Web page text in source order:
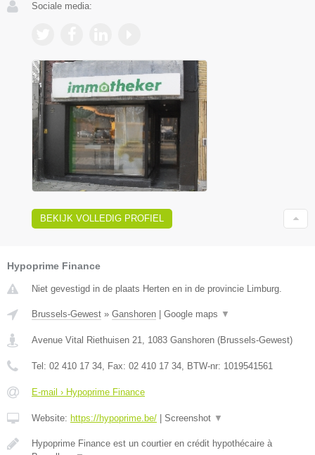
Sociale media:
BEKIJK VOLLEDIG PROFIEL
Hypoprime Finance
Niet gevestigd in de plaats Herten en in de provincie Limburg.
Brussels-Gewest » Ganshoren Google maps ▼
Avenue Vital Riethuisen 21 1083 Ganshoren (Brussels-Gewest)
Tel: 02 410 17 34 , Fax: 02 410 17 34 , BTW-nr: 1019541561
E-mail › Hypoprime Finance
Website: https://hypoprime.be/ Screenshot ▼
Hypoprime Finance est un courtier en crédit hypothécaire à